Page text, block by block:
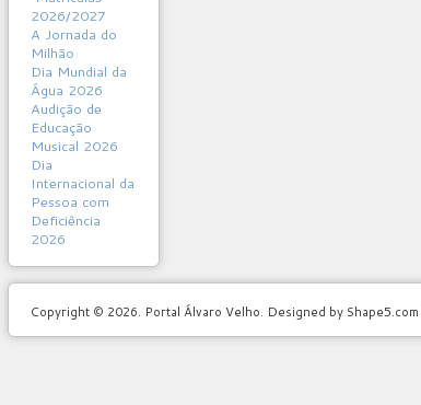
2026/2027
A Jornada do
Milhão
Dia Mundial da
Água 2026
Audição de
Educação
Musical 2026
Dia
Internacional da
Pessoa com
Deficiência
2026
Copyright © 2026. Portal Álvaro Velho. Designed by Shape5.com